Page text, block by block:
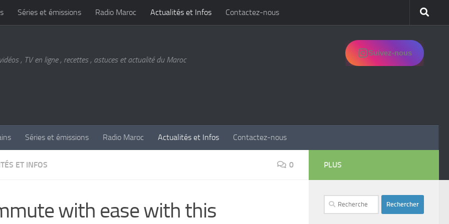
Séries et émissions Radio Maroc Actualités et Infos Contactez-nous
, TV en ligne , recettes , astuces et actualité du Maroc
Suivez-nous
Séries et émissions Radio Maroc Actualités et Infos Contactez-nous
ET INFOS 0
with ease with this
PLUS
Rechercher :